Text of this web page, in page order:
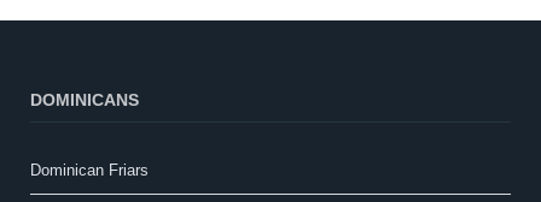
DOMINICANS
Dominican Friars